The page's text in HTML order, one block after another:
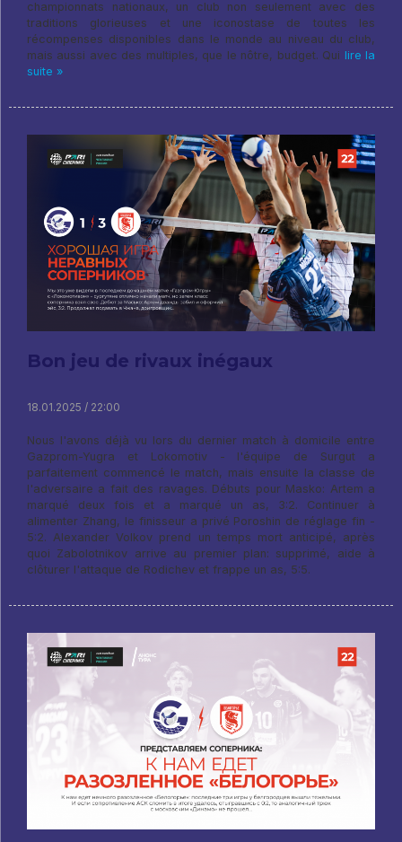
championnats nationaux, un club non seulement avec des
traditions glorieuses et une iconostase de toutes les
récompenses disponibles dans le monde au niveau du club,
mais aussi avec des multiples, que le nôtre, budget. Qui lire la
suite »
Bon jeu de rivaux inégaux
18.01.2025 / 22:00
Nous l'avons déjà vu lors du dernier match à domicile entre
Gazprom-Yugra et Lokomotiv - l'équipe de Surgut a
parfaitement commencé le match, mais ensuite la classe de
l'adversaire a fait des ravages. Débuts pour Masko: Artem a
marqué deux fois et a marqué un as, 3:2. Continuer à
alimenter Zhang, le finisseur a privé Poroshin de réglage fin -
5:2. Alexander Volkov prend un temps mort anticipé, après
quoi Zabolotnikov arrive au premier plan: supprimé, aide à
clôturer l'attaque de Rodichev et frappe un as, 5:5.